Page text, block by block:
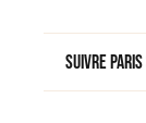
Suivre